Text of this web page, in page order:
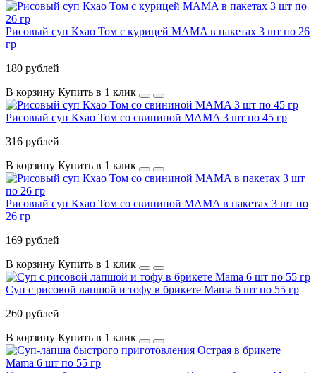
Рисовый суп Кхао Том с курицей MAMA в пакетах 3 шт по 26
гр
180 рублей
В корзину Купить в 1 клик
Рисовый суп Кхао Том со свининой MAMA 3 шт по 45 гр
316 рублей
В корзину Купить в 1 клик
Рисовый суп Кхао Том со свининой MAMA в пакетах 3 шт по
26 гр
169 рублей
В корзину Купить в 1 клик
Суп с рисовой лапшой и тофу в брикете Mama 6 шт по 55 гр
260 рублей
В корзину Купить в 1 клик